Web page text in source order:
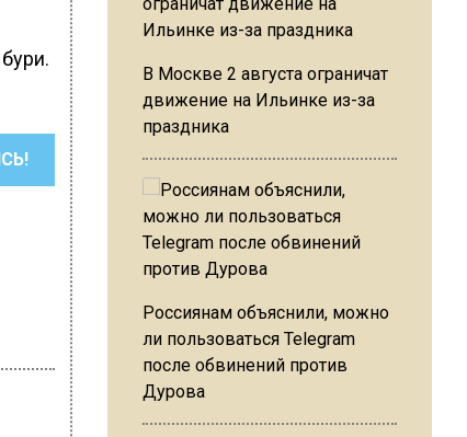
В Москве 2 августа ограничат
движение на Ильинке из-за
праздника
Россиянам объяснили, можно
ли пользоваться Telegram
после обвинений против
Дурова